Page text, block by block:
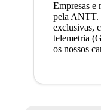
Empresas e
pela ANTT.
exclusivas,
telemetria
os nossos